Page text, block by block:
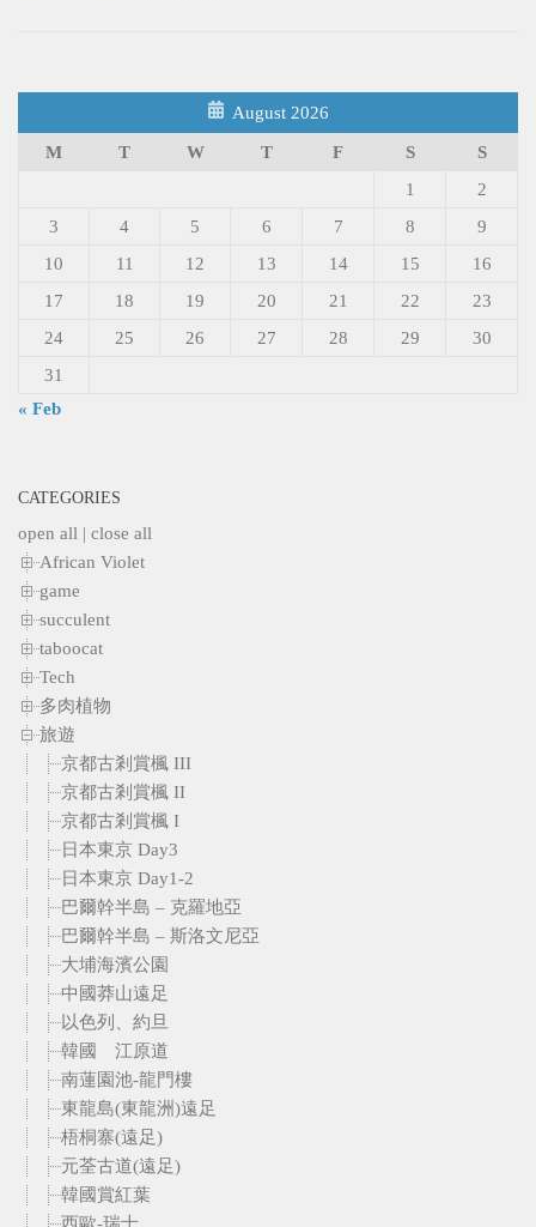
August 2026
M T W T F S
S
1
2
3
4 5 6 7 8
9
10
11 12 13 14 15
16
17
18 19 20 21 22
23
24
25 26 27 28 29
30
31
« Feb
CATEGORIES
open all | close all
African Violet
game
succulent
taboocat
Tech
多肉植物
旅遊
京都古剎賞楓 III
京都古剎賞楓 II
京都古剎賞楓 I
日本東京 Day3
日本東京 Day1-2
巴爾幹半島 – 克羅地亞
巴爾幹半島 – 斯洛文尼亞
大埔海濱公園
中國莽山遠足
以色列、約旦
韓國 江原道
南蓮園池-龍門樓
東龍島(東龍洲)遠足
梧桐寨(遠足)
元荃古道(遠足)
韓國賞紅葉
西歐-瑞士